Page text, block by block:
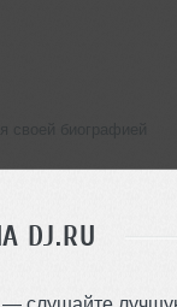
DJ.RU
— слушайте